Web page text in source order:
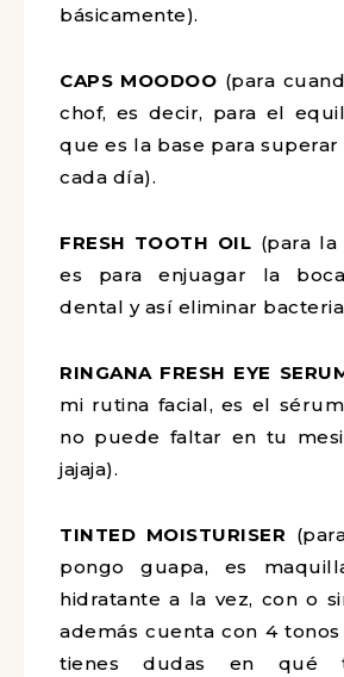
básicamente).
CAPS MOODOO (para
chof, es decir, para el
que es la base para
cada día).
FRESH TOOTH OIL (para
es para enjuagar la
dental y así eliminar
RINGANA FRESH EYE
mi rutina facial, es el
no puede faltar en tu
jajaja).
TINTED MOISTURISER
pongo guapa, es
hidratante a la vez, con o
además cuenta con 4
tienes dudas en qué